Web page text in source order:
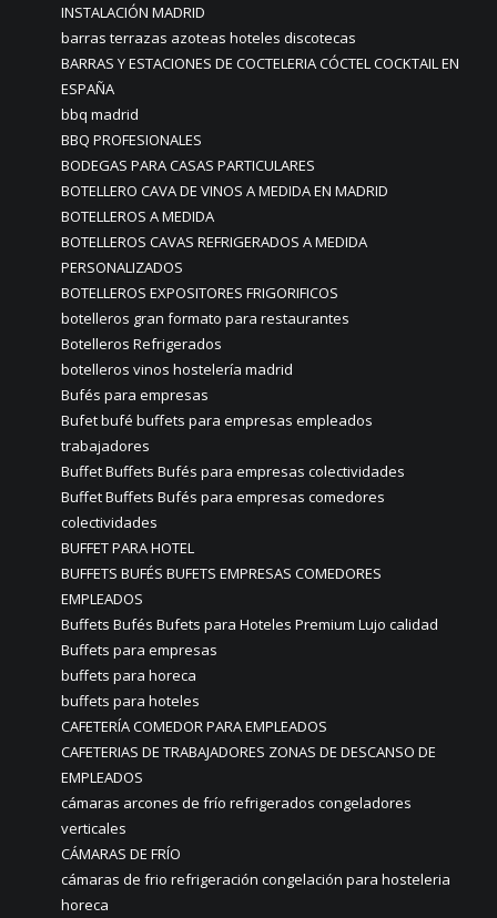
INSTALACIÓN MADRID
barras terrazas azoteas hoteles discotecas
BARRAS Y ESTACIONES DE COCTELERIA CÓCTEL COCKTAIL EN
ESPAÑA
bbq madrid
BBQ PROFESIONALES
BODEGAS PARA CASAS PARTICULARES
BOTELLERO CAVA DE VINOS A MEDIDA EN MADRID
BOTELLEROS A MEDIDA
BOTELLEROS CAVAS REFRIGERADOS A MEDIDA
PERSONALIZADOS
BOTELLEROS EXPOSITORES FRIGORIFICOS
botelleros gran formato para restaurantes
Botelleros Refrigerados
botelleros vinos hostelería madrid
Bufés para empresas
Bufet bufé buffets para empresas empleados
trabajadores
Buffet Buffets Bufés para empresas colectividades
Buffet Buffets Bufés para empresas comedores
colectividades
BUFFET PARA HOTEL
BUFFETS BUFÉS BUFETS EMPRESAS COMEDORES
EMPLEADOS
Buffets Bufés Bufets para Hoteles Premium Lujo calidad
Buffets para empresas
buffets para horeca
buffets para hoteles
CAFETERÍA COMEDOR PARA EMPLEADOS
CAFETERIAS DE TRABAJADORES ZONAS DE DESCANSO DE
EMPLEADOS
cámaras arcones de frío refrigerados congeladores
verticales
CÁMARAS DE FRÍO
cámaras de frio refrigeración congelación para hosteleria
horeca